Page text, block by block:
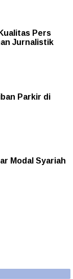
Pers
Jurnalistik
Parkir di
Modal Syariah